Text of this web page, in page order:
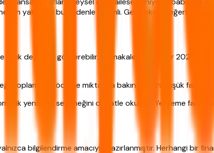
yaklaşımı bu nedenle önemli. Geleneksel değerlere
değişiklik gösterebilir. Bu makaledeki veriler 2026
toplam geri ödeme miktarına bakın. Bazen düşük faiz
yenileme seçeneğini dikkatle okuyun. Yenileme faiz
bilgilendirme amacıyla hazırlanmıştır. Herhangi bir